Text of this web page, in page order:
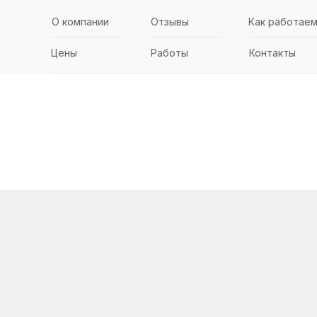
О компании Отзывы Как работаем
Работы Контакты
Цены